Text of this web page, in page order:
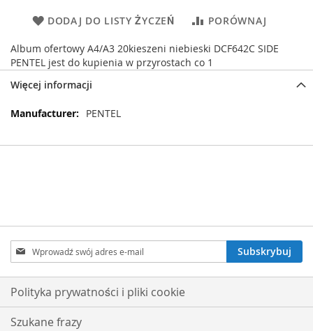
DODAJ DO LISTY ŻYCZEŃ PORÓWNAJ
Album ofertowy A4/A3 20kieszeni niebieski DCF642C SIDE
PENTEL jest do kupienia w przyrostach co 1
Więcej informacji
Więcej
PENTEL
Subskrybuj
nasz
newsletter:
Subskrybuj
Polityka prywatności i pliki cookie
Szukane frazy